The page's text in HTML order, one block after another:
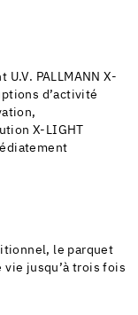
PALLMANN X-
d’activité
X-LIGHT
le parquet
vie jusqu’à trois fois